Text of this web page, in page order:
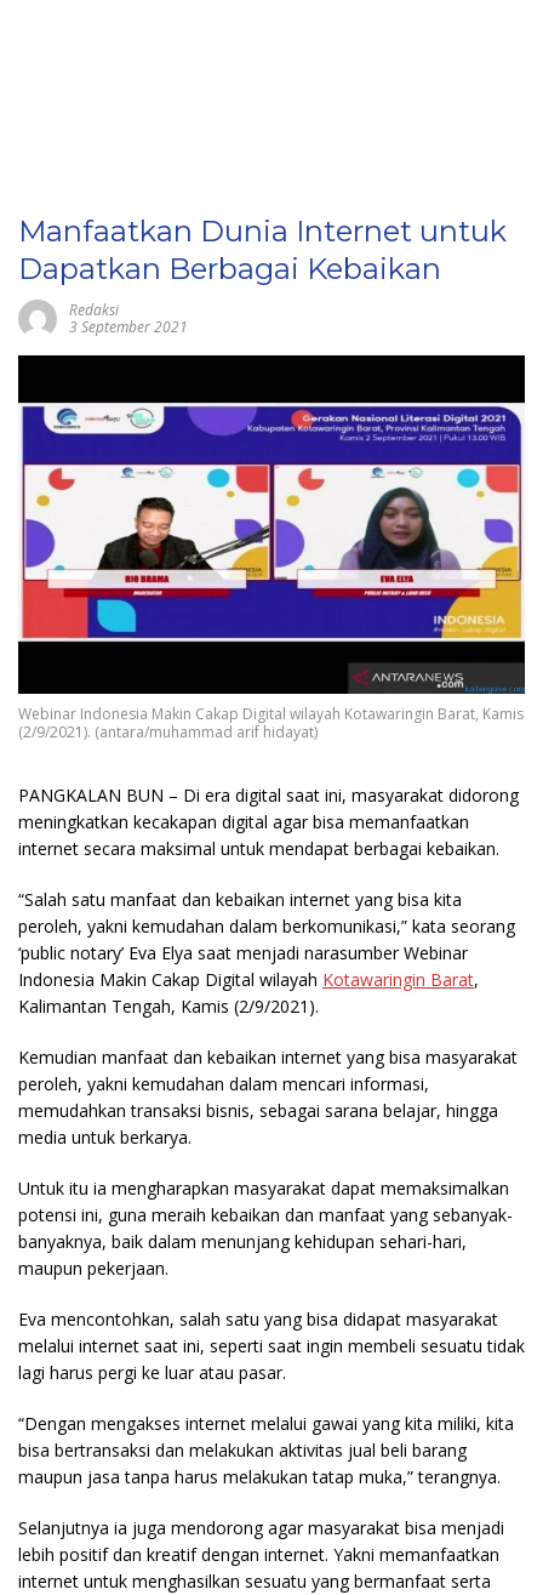
Manfaatkan Dunia Internet untuk
Dapatkan Berbagai Kebaikan
Redaksi
3 September 2021
Webinar Indonesia Makin Cakap Digital wilayah Kotawaringin Barat, Kamis
(2/9/2021). (antara/muhammad arif hidayat)
PANGKALAN BUN – Di era digital saat ini, masyarakat didorong
meningkatkan kecakapan digital agar bisa memanfaatkan
internet secara maksimal untuk mendapat berbagai kebaikan.
“Salah satu manfaat dan kebaikan internet yang bisa kita
peroleh, yakni kemudahan dalam berkomunikasi,” kata seorang
‘public notary’ Eva Elya saat menjadi narasumber Webinar
Indonesia Makin Cakap Digital wilayah Kotawaringin Barat,
Kalimantan Tengah, Kamis (2/9/2021).
Kemudian manfaat dan kebaikan internet yang bisa masyarakat
peroleh, yakni kemudahan dalam mencari informasi,
memudahkan transaksi bisnis, sebagai sarana belajar, hingga
media untuk berkarya.
Untuk itu ia mengharapkan masyarakat dapat memaksimalkan
potensi ini, guna meraih kebaikan dan manfaat yang sebanyak-
banyaknya, baik dalam menunjang kehidupan sehari-hari,
maupun pekerjaan.
Eva mencontohkan, salah satu yang bisa didapat masyarakat
melalui internet saat ini, seperti saat ingin membeli sesuatu tidak
lagi harus pergi ke luar atau pasar.
“Dengan mengakses internet melalui gawai yang kita miliki, kita
bisa bertransaksi dan melakukan aktivitas jual beli barang
maupun jasa tanpa harus melakukan tatap muka,” terangnya.
Selanjutnya ia juga mendorong agar masyarakat bisa menjadi
lebih positif dan kreatif dengan internet. Yakni memanfaatkan
internet untuk menghasilkan sesuatu yang bermanfaat serta